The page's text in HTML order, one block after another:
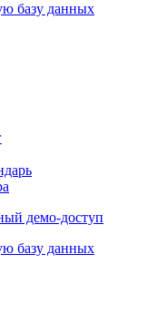
базу данных
базу данных